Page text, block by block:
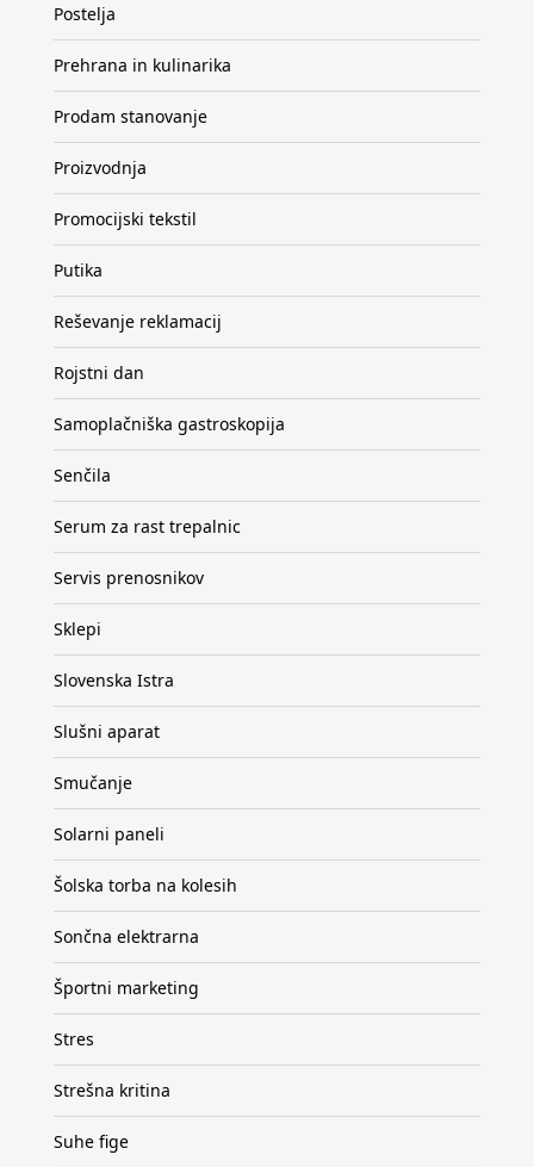
Postelja
Prehrana in kulinarika
Prodam stanovanje
Proizvodnja
Promocijski tekstil
Putika
Reševanje reklamacij
Rojstni dan
Samoplačniška gastroskopija
Senčila
Serum za rast trepalnic
Servis prenosnikov
Sklepi
Slovenska Istra
Slušni aparat
Smučanje
Solarni paneli
Šolska torba na kolesih
Sončna elektrarna
Športni marketing
Stres
Strešna kritina
Suhe fige